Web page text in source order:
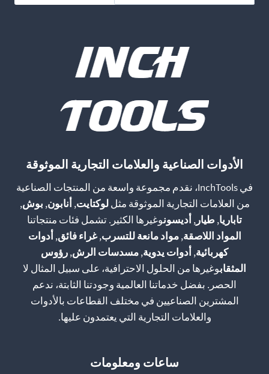
الأدوات الصناعية والعلامات التجارية الموثوقة
في InchTools، نقدم مجموعة واسعة من المنتجات الصناعية
من العلامات التجارية الموثوقة مثللوكتايت,أنابون, بوش,
تاباريا, طيار ,أديسونوغيرها الكثير. تشمل فئات منتجاتنا
المواد اللاصقة,مواد مانعة للتسرب,غراء فائق,أدوات
كهربائية,أدوات يدوية,مسدسات الرش,رؤوس
المثقابوغيرها من الحلول الاحترافية، على سبيل المثال لا
الحصر. بفضل خدماتنا العالمية وجودتنا الثابتة، ندعم
المشترين الصناعيين في مختلف القطاعات بالأدوات
والعلامات التجارية التي يعتمدون عليها.
ساعات ومعلومات